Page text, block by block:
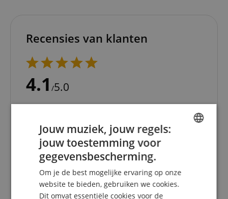
Recensies van klanten
4.1 /5.0
Gebaseerd op 51 Beoordeling
5 Sterren
27
4 Sterren
8
3 Sterren
2 Sterren
2
Jouw muziek, jouw regels:
jouw toestemming voor
gegevensbescherming.
Om je de best mogelijke ervaring op onze
website te bieden, gebruiken we cookies.
Dit omvat essentiële cookies voor de